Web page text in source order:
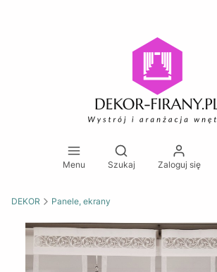
Menu
Otwórz wyszukiwarkę
Szukaj Zaloguj się
DEKOR Panele, ekrany